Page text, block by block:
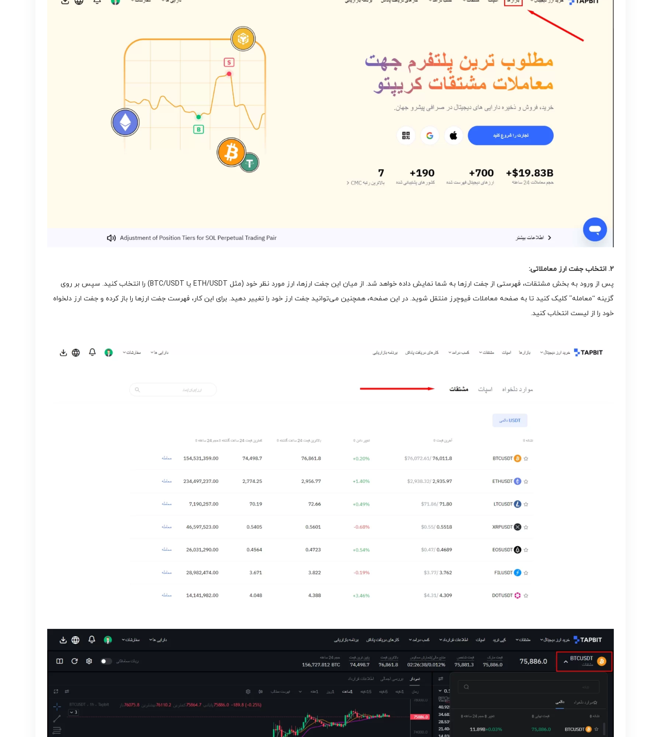
2. انتخاب جفت ارز معاملاتی:
پس از ورود به بخش مشتقات، فهرستی از جفت ارزها به شما نمایش داده خواهد شد. از میان این جفت ارزها، ارز مورد نظر خود (مثل ETH/USDT یا BTC/USDT) را انتخاب کنید. سپس بر روی
گزینه “معامله” کلیک کنید تا به صفحه معاملات فیوچرز منتقل شوید. در این صفحه، همچنین می‌توانید جفت ارز خود را تغییر دهید. برای این کار، فهرست جفت ارزها را باز کرده و جفت ارز دلخواه
خود را از لیست انتخاب کنید.